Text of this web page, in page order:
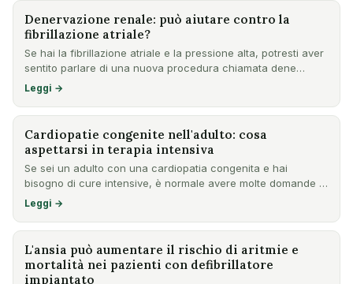
Denervazione renale: può aiutare contro la
fibrillazione atriale?
Se hai la fibrillazione atriale e la pressione alta, potresti aver
sentito parlare di una nuova procedura chiamata dene…
Leggi →
Cardiopatie congenite nell'adulto: cosa
aspettarsi in terapia intensiva
Se sei un adulto con una cardiopatia congenita e hai
bisogno di cure intensive, è normale avere molte domande e
preoccu…
Leggi →
L'ansia può aumentare il rischio di aritmie e
mortalità nei pazienti con defibrillatore
impiantato